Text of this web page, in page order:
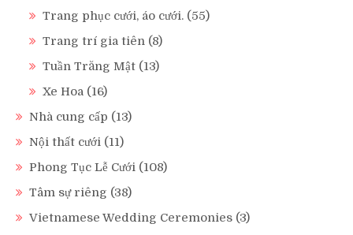
Trang phục cưới, áo cưới. (55)
Trang trí gia tiên (8)
Tuần Trăng Mật (13)
Xe Hoa (16)
Nhà cung cấp (13)
Nội thất cưới (11)
Phong Tục Lễ Cưới (108)
Tâm sự riêng (38)
Vietnamese Wedding Ceremonies (3)